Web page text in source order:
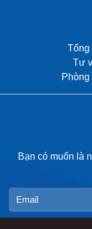
Tổng
Tư
Bạn có muốn là